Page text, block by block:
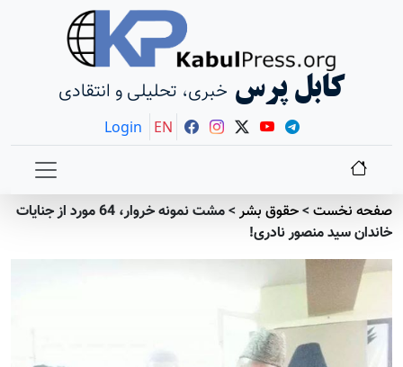
کابل پرس خبری، تحلیلی و انتقادی
Login EN
صفحه نخست>حقوق بشر>
مشت نمونه خروار، 64 مورد از جنایات
خاندان سید منصور نادری!